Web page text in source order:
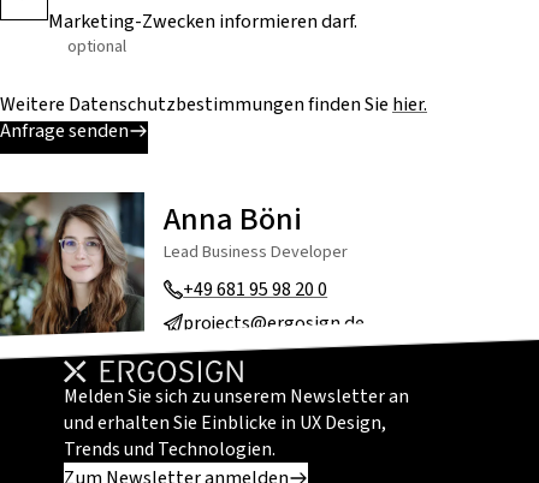
Marketing-Zwecken informieren darf.
optional
Weitere Datenschutzbestimmungen finden Sie hier.
Anfrage senden
Anna Böni
Lead Business Developer
+49 681 95 98 20 0
projects@ergosign.de
Melden Sie sich zu unserem Newsletter an
und erhalten Sie Einblicke in UX Design,
Trends und Technologien.